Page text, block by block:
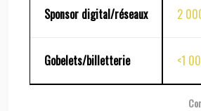
Sponsor digital/réseaux 2
Gobelets/billetterie <1